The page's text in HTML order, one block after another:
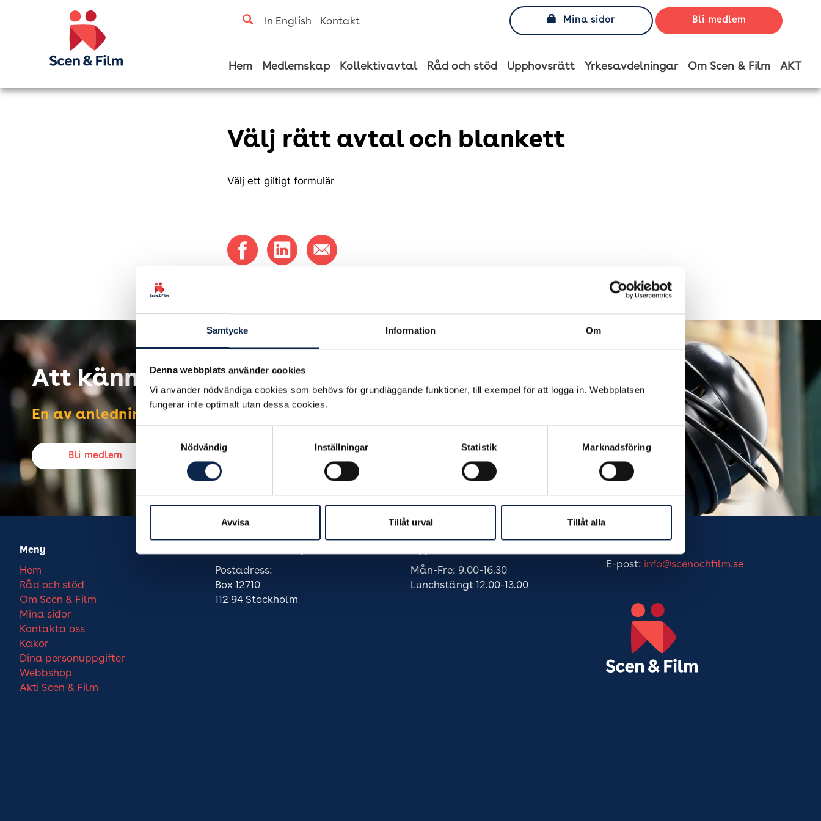
Samtycke Information Om
Denna webbplats använder cookies
Vi använder nödvändiga cookies som behövs för grundläggande funktioner, till exempel för att logga in. Webbplatsen
fungerar inte optimalt utan dessa cookies.
Nödvändig
Inställningar Statistik Marknadsföring
Avvisa Tillåt urval Tillåt alla
In English Kontakt Mina sidor Bli medlem
Hem Medlemskap Kollektivavtal Råd och stöd Upphovsrätt Yrkesavdelningar Om Scen & Film AKT
Välj rätt avtal och blankett
Välj ett giltigt formulär
Att känna sig stark i sitt yrkesliv
En av anledningarna att vara medlem i Scen & Film
Bli medlem
Meny
Hem
Råd och stöd
Om Scen & Film
Mina sidor
Kontakta oss
Kakor
Dina personuppgifter
Webbshop
Akti Scen & Film
Postadress:
Box 12710
112 94 Stockholm
Mån-Fre: 9.00-16.30
Lunchstängt 12.00-13.00
Tel: 08-441 13 00
E-post: info@scenochfilm.se